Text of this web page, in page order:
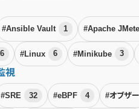
#Ansible Vault 1 #Apache
#Linux 6 #Minikube 3
視
#SRE 32 #eBPF 4 #オブザ